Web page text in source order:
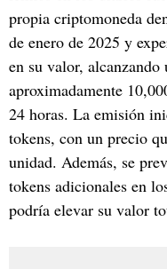
propia criptomoneda
de enero de 2025 y
en su valor,
aproximadamente
24 horas. La emisión
tokens, con un precio
unidad. Además, se
tokens adicionales en
podría elevar su valor